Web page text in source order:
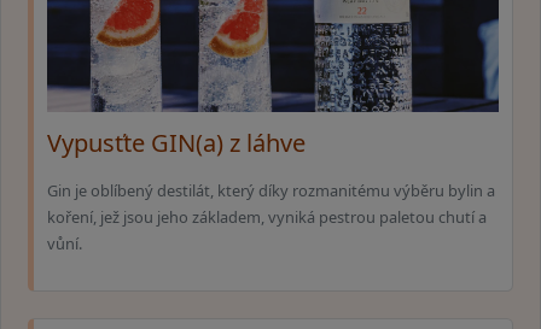
Vypusťte GIN(a) z láhve
Gin je oblíbený destilát, který díky rozmanitému výběru bylin a
koření, jež jsou jeho základem, vyniká pestrou paletou chutí a
vůní.